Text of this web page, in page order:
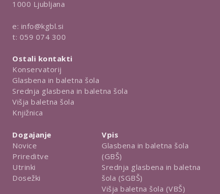
1000 Ljubljana
e: info@kgbl.si
t: 059 074 300
Ostali kontakti
Konservatorij
Glasbena in baletna šola
Srednja glasbena in baletna šola
Višja baletna šola
Knjižnica
Dogajanje
Novice
Prireditve
Utrinki
Dosežki
Vpis
Glasbena in baletna šola
(GBŠ)
Srednja glasbena in baletna
šola (SGBŠ)
Višja baletna šola (VBŠ)